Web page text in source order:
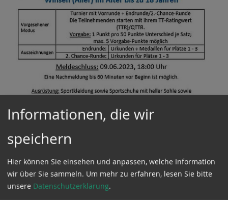
Informationen, die wir
speichern
Hier können Sie einsehen und anpassen, welche Information
wir über Sie sammeln. Um mehr zu erfahren, lesen Sie bitte
unsere Datenschutzerklärung.